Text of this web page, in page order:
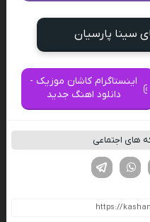
سینا پارسیان
اینستاگرام کاشان موزیک -
دانلود اهنگ جدید
های اجتماعی
لینکدین تویتر